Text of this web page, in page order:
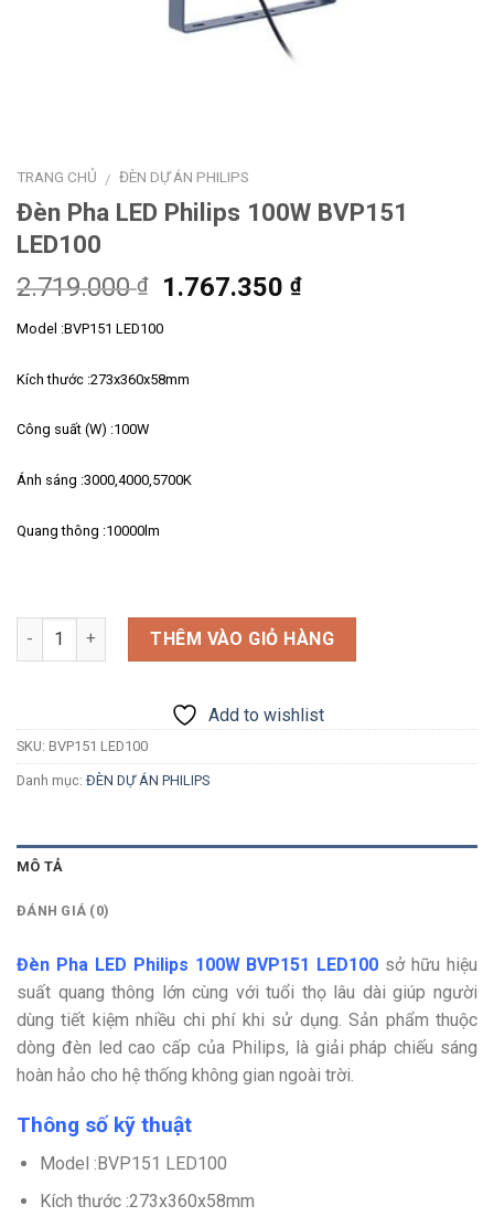
TRANG CHỦ / ĐÈN DỰ ÁN PHILIPS
Đèn Pha LED Philips 100W BVP151
LED100
2.719.000₫
Giá
là:
1.767.350₫Giá
Model :BVP151 LED100
Kích thước :273x360x58mm
Công suất (W) :100W
Ánh sáng :3000,4000,5700K
Quang thông :10000lm
Số lượng THÊM VÀO GIỎ HÀNG
Add to wishlist
SKU: BVP151 LED100
Danh mục: ĐÈN DỰ ÁN PHILIPS
MÔ TẢ
ĐÁNH GIÁ (0)
Đèn Pha LED Philips 100W BVP151 LED100 sở hữu hiệu
suất quang thông lớn cùng với tuổi thọ lâu dài giúp người
dùng tiết kiệm nhiều chi phí khi sử dụng. Sản phẩm thuộc
dòng đèn led cao cấp của Philips, là giải pháp chiếu sáng
hoàn hảo cho hệ thống không gian ngoài trời.
Thông số kỹ thuật
Model :BVP151 LED100
Kích thước :273x360x58mm